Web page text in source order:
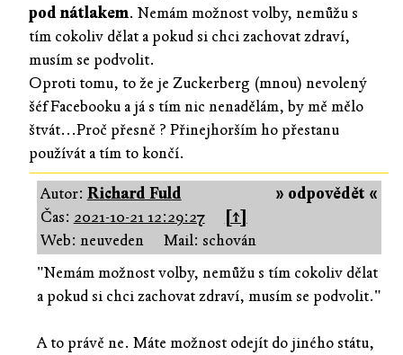
pod nátlakem. Nemám možnost volby, nemůžu s
tím cokoliv dělat a pokud si chci zachovat zdraví,
musím se podvolit.
Oproti tomu, to že je Zuckerberg (mnou) nevolený
šéf Facebooku a já s tím nic nenadělám, by mě mělo
štvát...Proč přesně ? Přinejhorším ho přestanu
používát a tím to končí.
» odpovědět «
Autor: Richard Fuld
Čas: 2021-10-21 12:29:27
[↑]
Web: neuveden
Mail: schován
"Nemám možnost volby, nemůžu s tím cokoliv dělat
a pokud si chci zachovat zdraví, musím se podvolit."
A to právě ne. Máte možnost odejít do jiného státu,